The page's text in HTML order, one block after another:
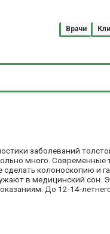
Врачи
заболеваний
много.
сделать колоноскопию и
в медицинский сон.
До 12-14-